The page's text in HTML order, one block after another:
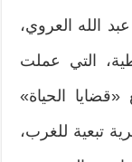
الله العروي،
التي عملت
الحياة»
تبعية للغرب،